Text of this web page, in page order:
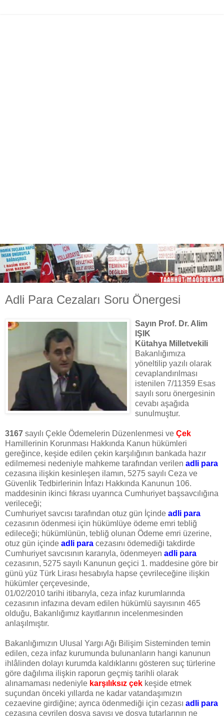
Adli Para Cezaları Soru Önergesi
Sayın Prof. Dr. Alim
IŞIK
Kütahya Milletvekili
Bakanlığımıza
yöneltilip yazılı olarak
cevaplandırılması
istenilen 7/11359 Esas
sayılı soru önergesinin
cevabı aşağıda
sunulmuştur.
3167 sayılı Çekle Ödemelerin Düzenlenmesi ve Çek
Hamillerinin Korunması Hakkında Kanun hükümleri
gereğince, keşide edilen çekin karşılığının bankada hazır
edilmemesi nedeniyle mahkeme tarafından verilen adli para
cezasına ilişkin kesinleşen ilamın, 5275 sayılı Ceza ve
Güvenlik Tedbirlerinin İnfazı Hakkında Kanunun 106.
maddesinin ikinci fıkrası uyarınca Cumhuriyet başsavcılığına
verileceği;
Cumhuriyet savcısı tarafından otuz gün İçinde adli para
cezasının ödenmesi için hükümlüye ödeme emri tebliğ
edileceği; hükümlünün, tebliğ olunan Ödeme emri üzerine,
otuz gün içinde adli para cezasını ödemediği takdirde
Cumhuriyet savcısının kararıyla, ödenmeyen adli para
cezasının, 5275 sayılı Kanunun geçici 1. maddesine göre bir
günü yüz Türk Lirası hesabıyla hapse çevrileceğine ilişkin
hükümler çerçevesinde,
01/02/2010 tarihi itibarıyla, ceza infaz kurumlarında
cezasının infazına devam edilen hükümlü sayısının 465
olduğu, Bakanlığımız kayıtlarının incelenmesinden
anlaşılmıştır.
Bakanlığımızın Ulusal Yargı Ağı Bilişim Sisteminden temin
edilen, ceza infaz kurumunda bulunanların hangi kanunun
ihlâlinden dolayı kurumda kaldıklarını gösteren suç türlerine
göre dağılıma ilişkin raporun geçmiş tarihli olarak
alınamaması nedeniyle karşılıksız çek keşide etmek
suçundan önceki yıllarda ne kadar vatandaşımızın
cezaevine girdiğine; ayrıca ödenmediği için cezası adli para
cezasına çevrilen dosya sayısı ve dosya tutarlarının ne